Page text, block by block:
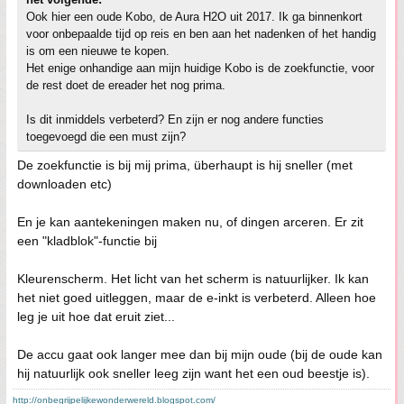
Ook hier een oude Kobo, de Aura H2O uit 2017. Ik ga binnenkort
voor onbepaalde tijd op reis en ben aan het nadenken of het handig
is om een nieuwe te kopen.
Het enige onhandige aan mijn huidige Kobo is de zoekfunctie, voor
de rest doet de ereader het nog prima.
Is dit inmiddels verbeterd? En zijn er nog andere functies
toegevoegd die een must zijn?
De zoekfunctie is bij mij prima, überhaupt is hij sneller (met
downloaden etc)
En je kan aantekeningen maken nu, of dingen arceren. Er zit
een "kladblok"-functie bij
Kleurenscherm. Het licht van het scherm is natuurlijker. Ik kan
het niet goed uitleggen, maar de e-inkt is verbeterd. Alleen hoe
leg je uit hoe dat eruit ziet...
De accu gaat ook langer mee dan bij mijn oude (bij de oude kan
hij natuurlijk ook sneller leeg zijn want het een oud beestje is).
http://onbegrijpelijkewonderwereld.blogspot.com/